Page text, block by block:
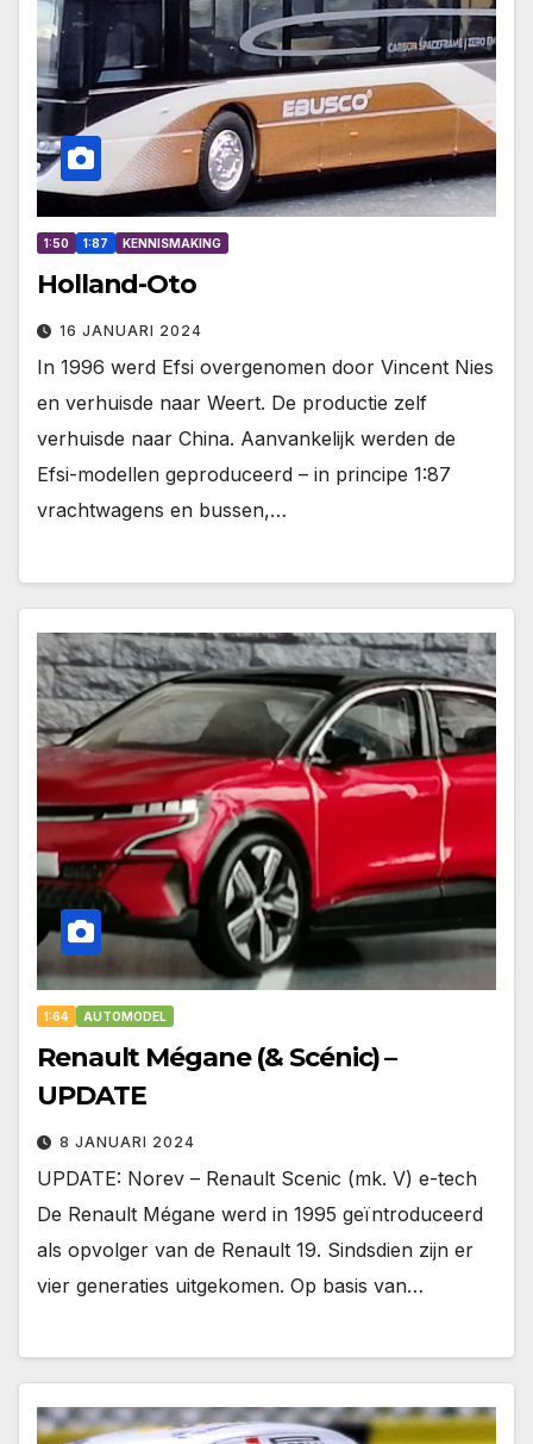
1:50 1:87 KENNISMAKING
Holland-Oto
16 JANUARI 2024
In 1996 werd Efsi overgenomen door Vincent Nies
en verhuisde naar Weert. De productie zelf
verhuisde naar China. Aanvankelijk werden de
Efsi-modellen geproduceerd – in principe 1:87
vrachtwagens en bussen,…
1:64 AUTOMODEL
Renault Mégane (& Scénic) –
UPDATE
8 JANUARI 2024
UPDATE: Norev – Renault Scenic (mk. V) e-tech
De Renault Mégane werd in 1995 geïntroduceerd
als opvolger van de Renault 19. Sindsdien zijn er
vier generaties uitgekomen. Op basis van…